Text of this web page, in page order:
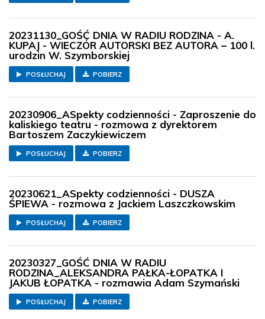
20231130_GOŚĆ DNIA W RADIU RODZINA - A.
KUPAJ - WIECZÓR AUTORSKI BEZ AUTORA – 100 l.
urodzin W. Szymborskiej
POSŁUCHAJ POBIERZ
20230906_ASpekty codzienności - Zaproszenie do
kaliskiego teatru - rozmowa z dyrektorem
Bartoszem Zaczykiewiczem
POSŁUCHAJ POBIERZ
20230621_ASpekty codzienności - DUSZA
ŚPIEWA - rozmowa z Jackiem Laszczkowskim
POSŁUCHAJ POBIERZ
20230327_GOŚĆ DNIA W RADIU
RODZINA_ALEKSANDRA PAŁKA-ŁOPATKA I
JAKUB ŁOPATKA - rozmawia Adam Szymański
POSŁUCHAJ POBIERZ